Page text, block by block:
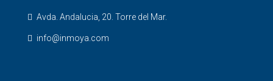
Avda. Andalucia, 20. Torre del Mar.
info@inmoya.com